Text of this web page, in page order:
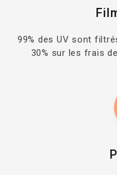
99% des UV sont
30% sur les frais